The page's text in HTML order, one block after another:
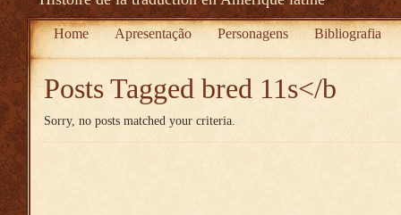
Home Apresentação Personagens Bibliografia
Posts Tagged bred 11s</b
Sorry, no posts matched your criteria.